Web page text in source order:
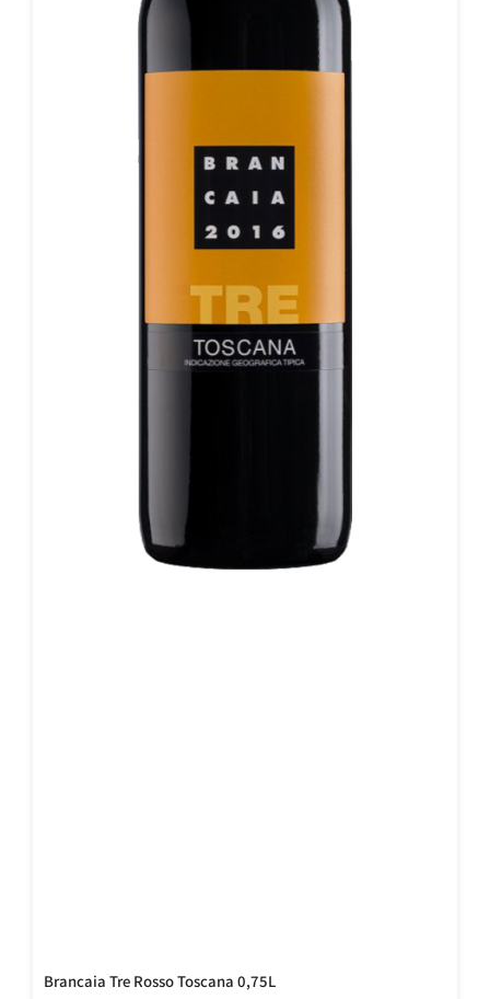
Brancaia Tre Rosso Toscana 0,75L